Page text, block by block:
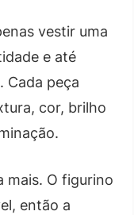
vestir uma
e até
Cada peça
cor, brilho
mais. O figurino
então a